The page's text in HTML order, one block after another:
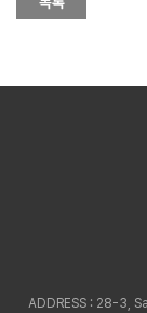
ADDRESS : 28-3,